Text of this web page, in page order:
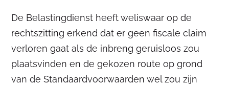
De Belastingdienst heeft weliswaar op de
rechtszitting erkend dat er geen fiscale claim
verloren gaat als de inbreng geruisloos zou
plaatsvinden en de gekozen route op grond
van de Standaardvoorwaarden wel zou zijn